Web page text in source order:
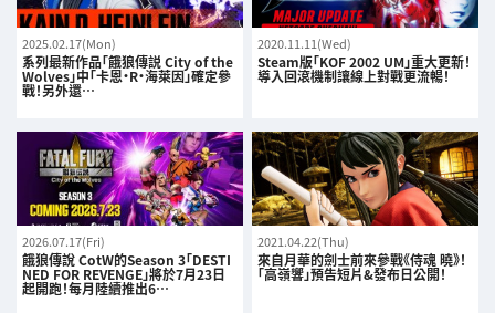
2025.02.17(Mon)
系列最新作品「餓狼傳説 City of the
Wolves」中「卡恩·R·海萊因」確定參
戰！另外還…
2020.11.11(Wed)
Steam版「KOF 2002 UM」重大更新！
導入回滾機制讓線上對戰更流暢！
2026.07.17(Fri)
餓狼傳說 CotW的Season 3「DESTI
NED FOR REVENGE」將於7月23日
起開跑！每月陸續推出6…
2021.04.22(Thu)
來自月華的劍士前來參戰《侍魂 曉》！
「高嶺響」預告短片&發布日公開！